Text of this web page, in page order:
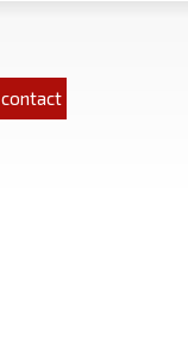
contact